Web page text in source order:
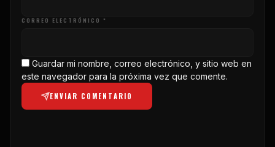
CORREO ELECTRÓNICO *
Guardar mi nombre, correo electrónico, y sitio web en
este navegador para la próxima vez que comente.
ENVIAR COMENTARIO